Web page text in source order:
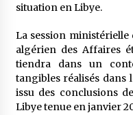
« Père,
5 ans
situation en Libye.
La session
algérien des Affaires
tiendra dans un
tangibles réalisés
issu des conclusions
Libye tenue en janvier